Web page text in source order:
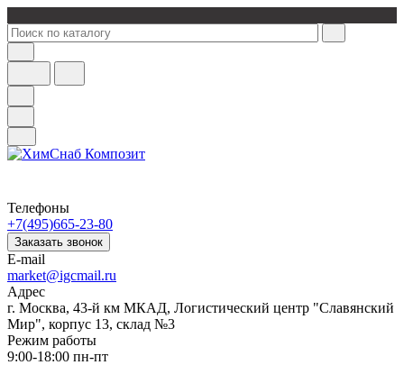
Телефоны
+7(495)665-23-80
Заказать звонок
E-mail
market@igcmail.ru
Адрес
г. Москва, 43-й км МКАД, Логистический центр "Славянский
Мир", корпус 13, склад №3
Режим работы
9:00-18:00 пн-пт